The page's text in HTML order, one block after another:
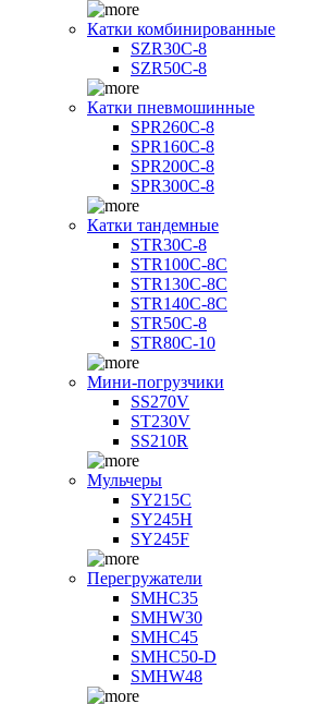
Катки комбинированные
SZR30C-8
SZR50C-8
Катки пневмошинные
SPR260C-8
SPR160C-8
SPR200C-8
SPR300C-8
Катки тандемные
STR30C-8
STR100C-8С
STR130C-8С
STR140C-8С
STR50C-8
STR80C-10
Мини-погрузчики
SS270V
ST230V
SS210R
Мульчеры
SY215C
SY245H
SY245F
Перегружатели
SMHC35
SMHW30
SMHC45
SMHC50-D
SMHW48